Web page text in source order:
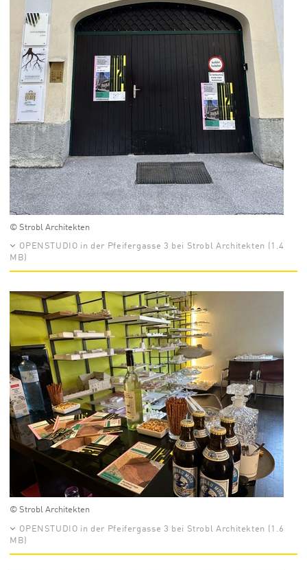
© Strobl Architekten
OPENSTUDIO in der Pfeifergasse 3 bei Strobl Architekten (1.4
MB)
© Strobl Architekten
OPENSTUDIO in der Pfeifergasse 3 bei Strobl Architekten (1.6
MB)